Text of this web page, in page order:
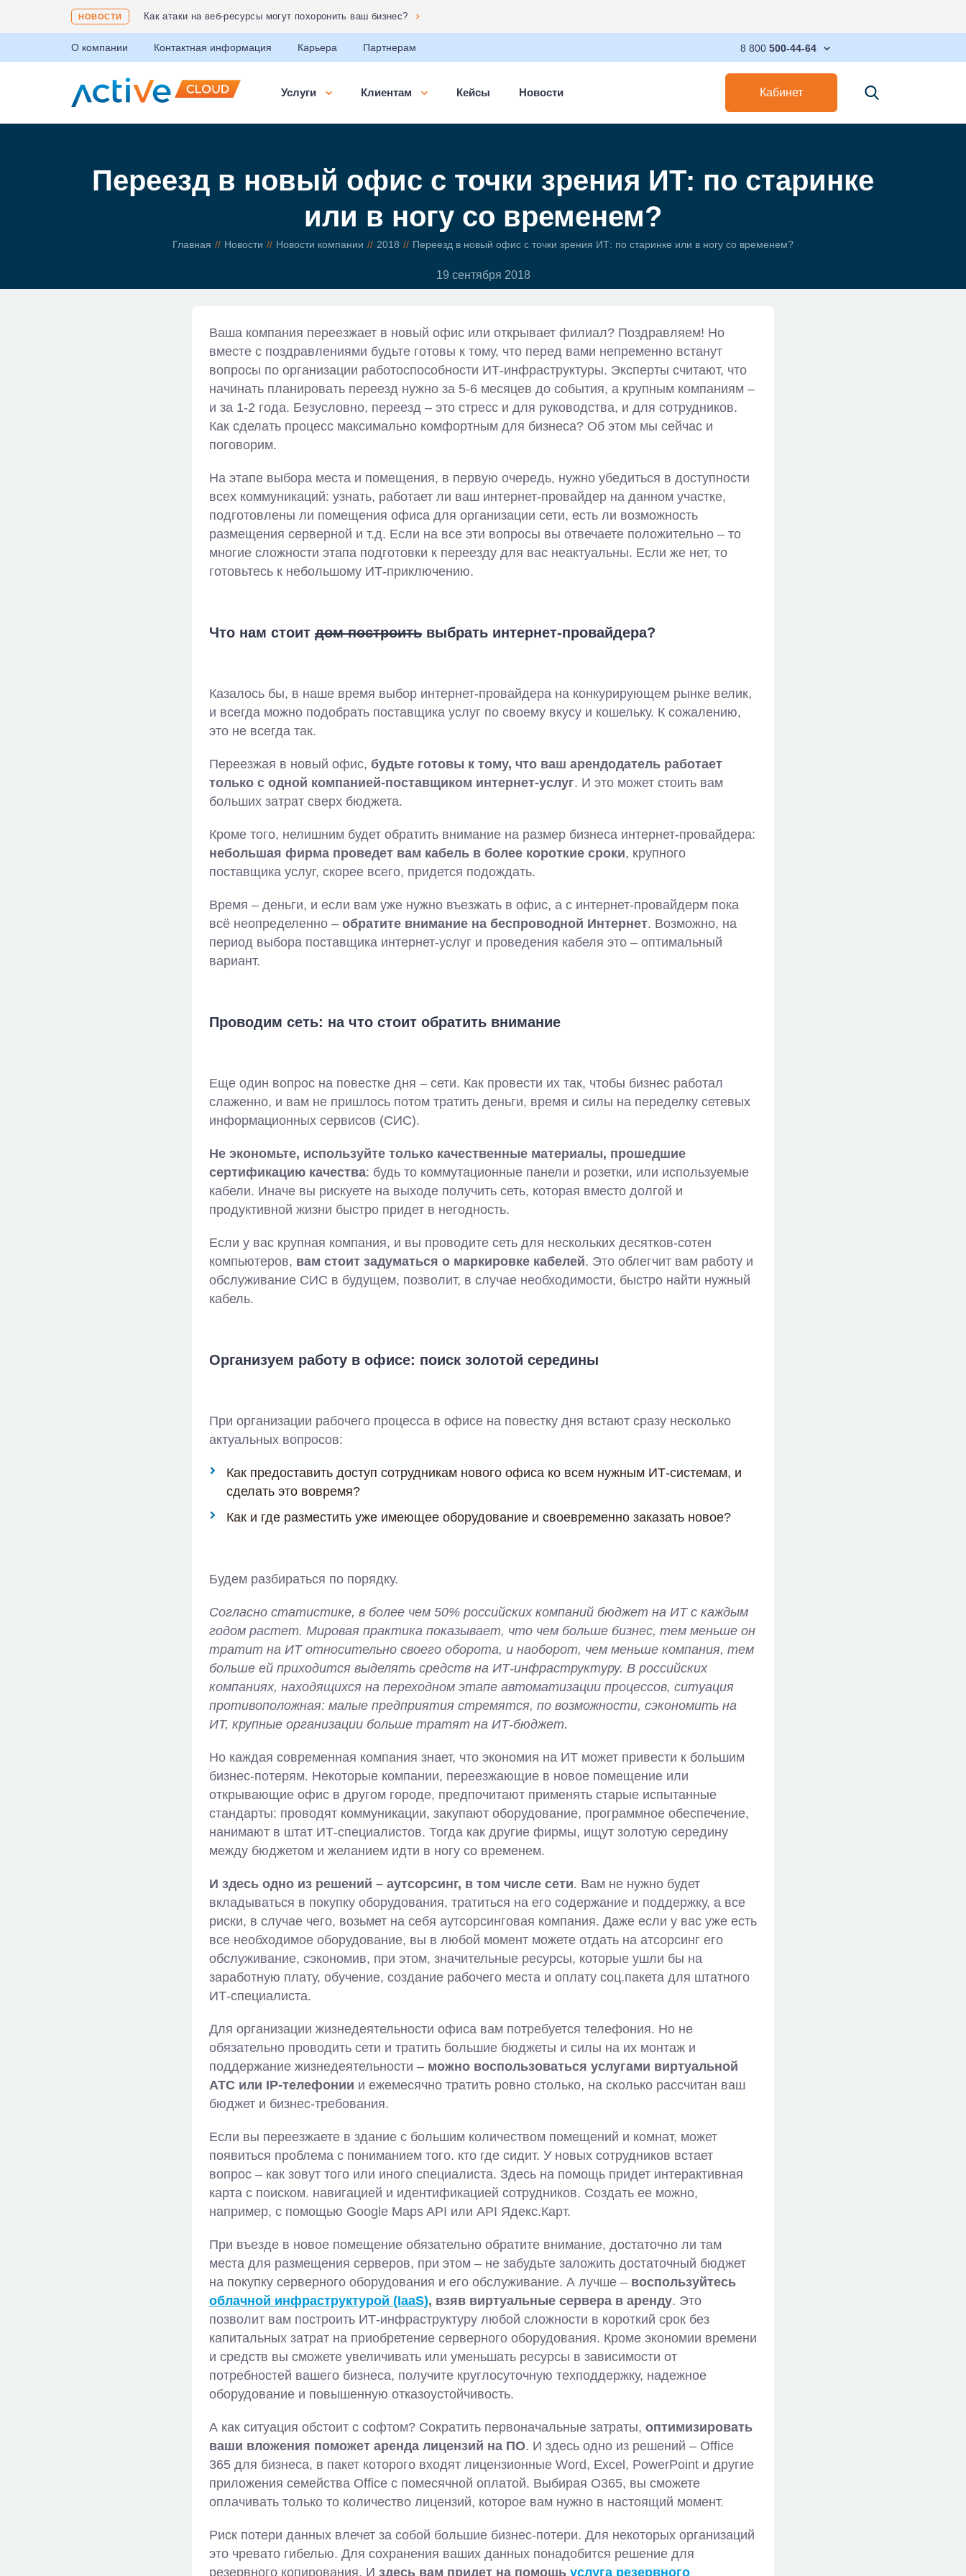
НОВОСТИ Соответствие ФЗ 152 «О защите персональных данных»
О компании Контактная информация Карьера Партнерам 8 800 500-44-64
Услуги Клиентам Кейсы Новости Кабинет
Переезд в новый офис с точки зрения ИТ: по старинке
или в ногу со временем?
Главная Новости Новости компании 2018 Переезд в новый офис с точки зрения ИТ: по старинке или в ногу со временем?
19 сентября 2018
Ваша компания переезжает в новый офис или открывает филиал? Поздравляем! Но
вместе с поздравлениями будьте готовы к тому, что перед вами непременно встанут
вопросы по организации работоспособности ИТ-инфраструктуры. Эксперты считают, что
начинать планировать переезд нужно за 5-6 месяцев до события, а крупным компаниям –
и за 1-2 года. Безусловно, переезд – это стресс и для руководства, и для сотрудников.
Как сделать процесс максимально комфортным для бизнеса? Об этом мы сейчас и
поговорим.
На этапе выбора места и помещения, в первую очередь, нужно убедиться в доступности
всех коммуникаций: узнать, работает ли ваш интернет-провайдер на данном участке,
подготовлены ли помещения офиса для организации сети, есть ли возможность
размещения серверной и т.д. Если на все эти вопросы вы отвечаете положительно – то
многие сложности этапа подготовки к переезду для вас неактуальны. Если же нет, то
готовьтесь к небольшому ИТ-приключению.
Что нам стоит дом построить выбрать интернет-провайдера?
Казалось бы, в наше время выбор интернет-провайдера на конкурирующем рынке велик,
и всегда можно подобрать поставщика услуг по своему вкусу и кошельку. К сожалению,
это не всегда так.
Переезжая в новый офис, будьте готовы к тому, что ваш арендодатель работает
только с одной компанией-поставщиком интернет-услуг. И это может стоить вам
больших затрат сверх бюджета.
Кроме того, нелишним будет обратить внимание на размер бизнеса интернет-провайдера:
небольшая фирма проведет вам кабель в более короткие сроки, крупного
поставщика услуг, скорее всего, придется подождать.
Время – деньги, и если вам уже нужно въезжать в офис, а с интернет-провайдерм пока
всё неопределенно – обратите внимание на беспроводной Интернет. Возможно, на
период выбора поставщика интернет-услуг и проведения кабеля это – оптимальный
вариант.
Проводим сеть: на что стоит обратить внимание
Еще один вопрос на повестке дня – сети. Как провести их так, чтобы бизнес работал
слаженно, и вам не пришлось потом тратить деньги, время и силы на переделку сетевых
информационных сервисов (СИС).
Не экономьте, используйте только качественные материалы, прошедшие
сертификацию качества: будь то коммутационные панели и розетки, или используемые
кабели. Иначе вы рискуете на выходе получить сеть, которая вместо долгой и
продуктивной жизни быстро придет в негодность.
Если у вас крупная компания, и вы проводите сеть для нескольких десятков-сотен
компьютеров, вам стоит задуматься о маркировке кабелей. Это облегчит вам работу и
обслуживание СИС в будущем, позволит, в случае необходимости, быстро найти нужный
кабель.
Организуем работу в офисе: поиск золотой середины
При организации рабочего процесса в офисе на повестку дня встают сразу несколько
актуальных вопросов:
Как предоставить доступ сотрудникам нового офиса ко всем нужным ИТ-системам, и
сделать это вовремя?
Как и где разместить уже имеющее оборудование и своевременно заказать новое?
Будем разбираться по порядку.
Согласно статистике, в более чем 50% российских компаний бюджет на ИТ с каждым
годом растет. Мировая практика показывает, что чем больше бизнес, тем меньше он
тратит на ИТ относительно своего оборота, и наоборот, чем меньше компания, тем
больше ей приходится выделять средств на ИТ-инфраструктуру. В российских
компаниях, находящихся на переходном этапе автоматизации процессов, ситуация
противоположная: малые предприятия стремятся, по возможности, сэкономить на
ИТ, крупные организации больше тратят на ИТ-бюджет.
Но каждая современная компания знает, что экономия на ИТ может привести к большим
бизнес-потерям. Некоторые компании, переезжающие в новое помещение или
открывающие офис в другом городе, предпочитают применять старые испытанные
стандарты: проводят коммуникации, закупают оборудование, программное обеспечение,
нанимают в штат ИТ-специалистов. Тогда как другие фирмы, ищут золотую середину
между бюджетом и желанием идти в ногу со временем.
И здесь одно из решений – аутсорсинг, в том числе сети. Вам не нужно будет
вкладываться в покупку оборудования, тратиться на его содержание и поддержку, а все
риски, в случае чего, возьмет на себя аутсорсинговая компания. Даже если у вас уже есть
все необходимое оборудование, вы в любой момент можете отдать на атсорсинг его
обслуживание, сэкономив, при этом, значительные ресурсы, которые ушли бы на
заработную плату, обучение, создание рабочего места и оплату соц.пакета для штатного
ИТ-специалиста.
Для организации жизнедеятельности офиса вам потребуется телефония. Но не
обязательно проводить сети и тратить большие бюджеты и силы на их монтаж и
поддержание жизнедеятельности – можно воспользоваться услугами виртуальной
АТС или IP-телефонии и ежемесячно тратить ровно столько, на сколько рассчитан ваш
бюджет и бизнес-требования.
Если вы переезжаете в здание с большим количеством помещений и комнат, может
появиться проблема с пониманием того. кто где сидит. У новых сотрудников встает
вопрос – как зовут того или иного специалиста. Здесь на помощь придет интерактивная
карта с поиском. навигацией и идентификацией сотрудников. Создать ее можно,
например, с помощью Google Maps API или API Ядекс.Карт.
При въезде в новое помещение обязательно обратите внимание, достаточно ли там
места для размещения серверов, при этом – не забудьте заложить достаточный бюджет
на покупку серверного оборудования и его обслуживание. А лучше – воспользуйтесь
облачной инфраструктурой (IaaS), взяв виртуальные сервера в аренду. Это
позволит вам построить ИТ-инфраструктуру любой сложности в короткий срок без
капитальных затрат на приобретение серверного оборудования. Кроме экономии времени
и средств вы сможете увеличивать или уменьшать ресурсы в зависимости от
потребностей вашего бизнеса, получите круглосуточную техподдержку, надежное
оборудование и повышенную отказоустойчивость.
А как ситуация обстоит с софтом? Сократить первоначальные затраты, оптимизировать
ваши вложения поможет аренда лицензий на ПО. И здесь одно из решений – Office
365 для бизнеса, в пакет которого входят лицензионные Word, Excel, PowerPoint и другие
приложения семейства Office с помесячной оплатой. Выбирая О365, вы сможете
оплачивать только то количество лицензий, которое вам нужно в настоящий момент.
Риск потери данных влечет за собой большие бизнес-потери. Для некоторых организаций
это чревато гибелью. Для сохранения ваших данных понадобится решение для
резервного копирования. И здесь вам придет на помощь услуга резервного